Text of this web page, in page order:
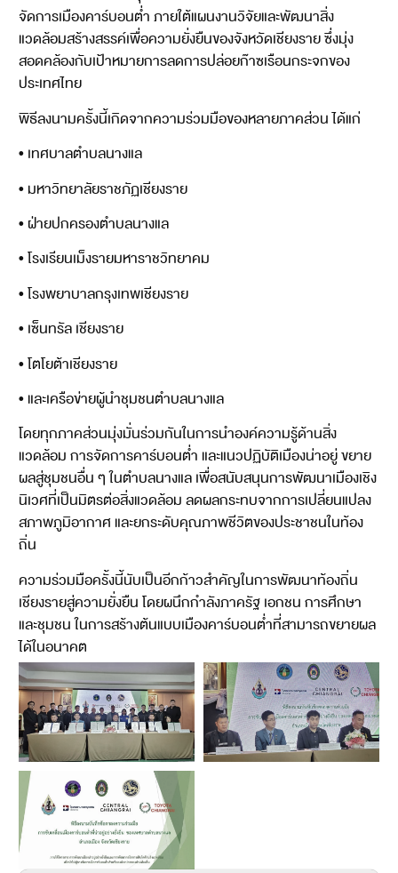
จัดการเมืองคาร์บอนต่ำ ภายใต้แผนงานวิจัยและพัฒนาสิ่ง
แวดล้อมสร้างสรรค์เพื่อความยั่งยืนของจังหวัดเชียงราย ซึ่งมุ่ง
สอดคล้องกับเป้าหมายการลดการปล่อยก๊าซเรือนกระจกของ
ประเทศไทย
พิธีลงนามครั้งนี้เกิดจากความร่วมมือของหลายภาคส่วน ได้แก่
• เทศบาลตำบลนางแล
• มหาวิทยาลัยราชภัฏเชียงราย
• ฝ่ายปกครองตำบลนางแล
• โรงเรียนเม็งรายมหาราชวิทยาคม
• โรงพยาบาลกรุงเทพเชียงราย
• เซ็นทรัล เชียงราย
• โตโยต้าเชียงราย
• และเครือข่ายผู้นำชุมชนตำบลนางแล
โดยทุกภาคส่วนมุ่งมั่นร่วมกันในการนำองค์ความรู้ด้านสิ่ง
แวดล้อม การจัดการคาร์บอนต่ำ และแนวปฏิบัติเมืองน่าอยู่ ขยาย
ผลสู่ชุมชนอื่น ๆ ในตำบลนางแล เพื่อสนับสนุนการพัฒนาเมืองเชิง
นิเวศที่เป็นมิตรต่อสิ่งแวดล้อม ลดผลกระทบจากการเปลี่ยนแปลง
สภาพภูมิอากาศ และยกระดับคุณภาพชีวิตของประชาชนในท้อง
ถิ่น
ความร่วมมือครั้งนี้นับเป็นอีกก้าวสำคัญในการพัฒนาท้องถิ่น
เชียงรายสู่ความยั่งยืน โดยผนึกกำลังภาครัฐ เอกชน การศึกษา
และชุมชน ในการสร้างต้นแบบเมืองคาร์บอนต่ำที่สามารถขยายผล
ได้ในอนาคต